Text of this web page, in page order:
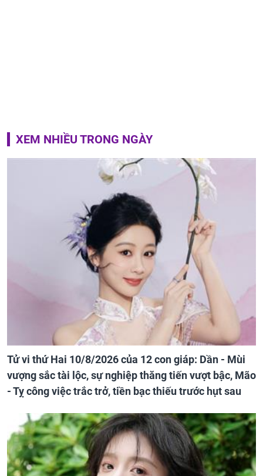
XEM NHIỀU TRONG NGÀY
Tử vi thứ Hai 10/8/2026 của 12 con giáp: Dần - Mùi
vượng sắc tài lộc, sự nghiệp thăng tiến vượt bậc, Mão
- Tỵ công việc trắc trở, tiền bạc thiếu trước hụt sau